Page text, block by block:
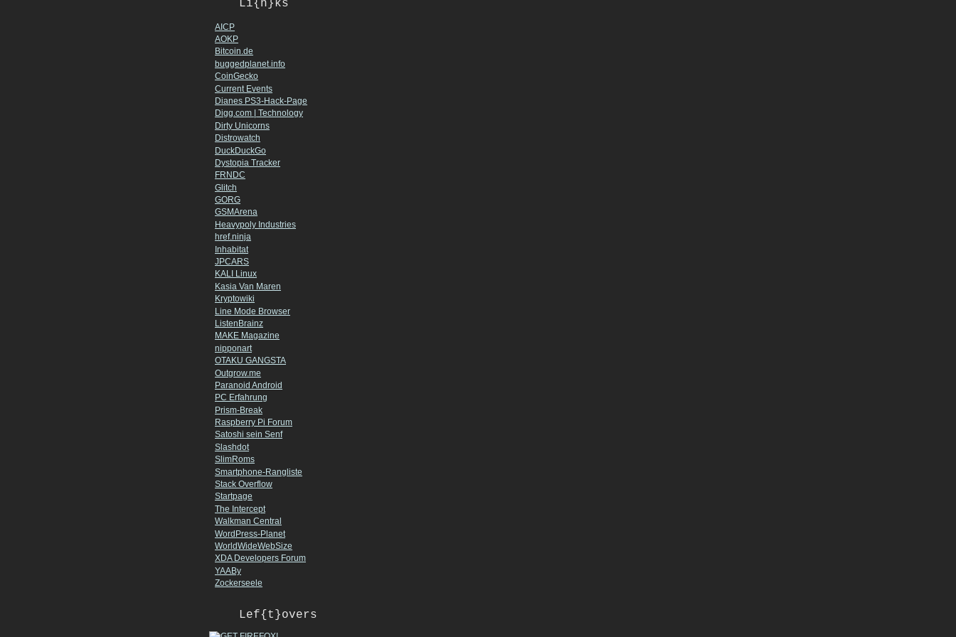
Li{n}ks
AICP
AOKP
Bitcoin.de
buggedplanet.info
CoinGecko
Current Events
Dianes PS3-Hack-Page
Digg.com | Technology
Dirty Unicorns
Distrowatch
DuckDuckGo
Dystopia Tracker
FRNDC
Glitch
GORG
GSMArena
Heavypoly Industries
href.ninja
Inhabitat
JPCARS
KALI Linux
Kasia Van Maren
Kryptowiki
Line Mode Browser
ListenBrainz
MAKE Magazine
nipponart
OTAKU GANGSTA
Outgrow.me
Paranoid Android
PC Erfahrung
Prism-Break
Raspberry Pi Forum
Satoshi sein Senf
Slashdot
SlimRoms
Smartphone-Rangliste
Stack Overflow
Startpage
The Intercept
Walkman Central
WordPress-Planet
WorldWideWebSize
XDA Developers Forum
YAABy
Zockerseele
Lef{t}overs